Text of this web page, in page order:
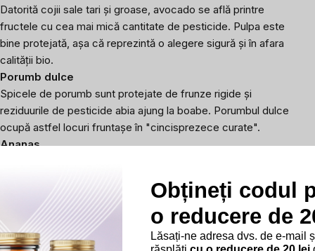
Datorită cojii sale tari și groase, avocado se află printre
fructele cu cea mai mică cantitate de pesticide. Pulpa este
bine protejată, așa că reprezintă o alegere sigură și în afara
calității bio.
Porumb dulce
Spicele de porumb sunt protejate de frunze rigide și
reziduurile de pesticide abia ajung la boabe. Porumbul dulce
ocupă astfel locuri fruntașe în "cincisprezece curate".
Ananas
sa. Fructul este deci o alegere securizantă și, în același timp,
revigorantă.
Obțineți codul
o reducere de
Lăsați-ne adresa dvs. de e-mail